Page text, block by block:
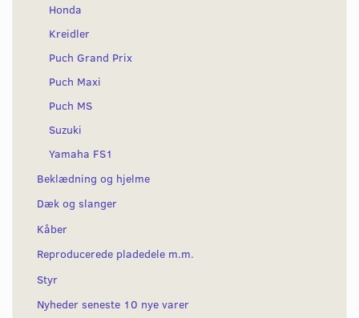
Honda
Kreidler
Puch Grand Prix
Puch Maxi
Puch MS
Suzuki
Yamaha FS1
Beklædning og hjelme
Dæk og slanger
Kåber
Reproducerede pladedele m.m.
Styr
Nyheder seneste 10 nye varer